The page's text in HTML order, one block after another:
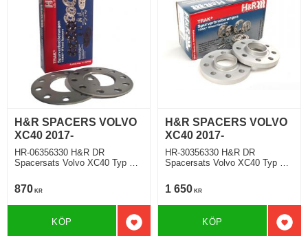
H&R SPACERS VOLVO
XC40 2017-
HR-06356330 H&R DR
Spacersats Volvo XC40 Typ X
870 KR
Lägg till i favoriter
KÖP
H&R SPACERS VOLVO
XC40 2017-
HR-30356330 H&R DR
Spacersats Volvo XC40 Typ X
1 650 KR
KÖP